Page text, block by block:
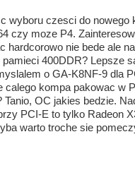
wyboru czesci do
czy moze P4.
hardcorowo nie bede ale
400DDR? Lepsze
o GA-K8NF-9 dla
calego kompa pakowac w
OC jakies bedzie.
PCI-E to tylko Radeon
warto troche sie